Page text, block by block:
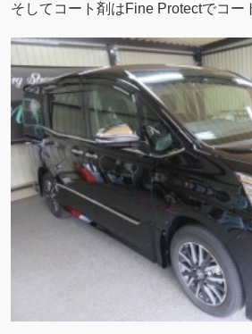
そしてコート剤はFine Protectでコー